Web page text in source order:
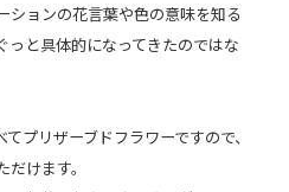
ションの花言葉や色の意味を知る
っと具体的になってきたのではな
プリザーブドフラワーですので、
けます。